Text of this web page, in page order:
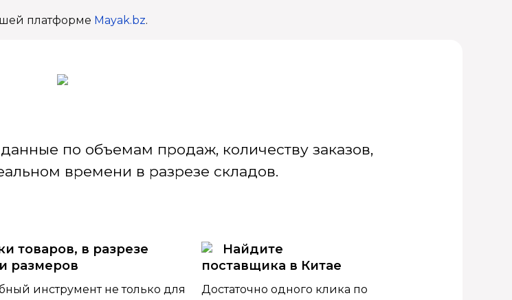
платформе Mayak.bz.
по объемам продаж, количеству заказов,
времени в разрезе складов.
товаров, в разрезе
размеров
инструмент не только для
Найдите
поставщика в Китае
Достаточно одного клика по